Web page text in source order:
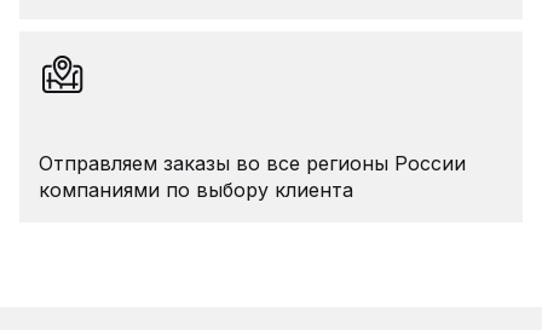
Отправляем заказы во все регионы России
компаниями по выбору клиента